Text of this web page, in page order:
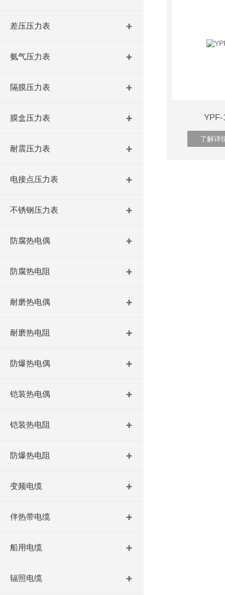
差压压力表
氨气压力表
隔膜压力表
膜盒压力表
耐震压力表
电接点压力表
不锈钢压力表
防腐热电偶
防腐热电阻
耐磨热电偶
耐磨热电阻
防爆热电偶
铠装热电偶
铠装热电阻
防爆热电阻
变频电缆
伴热带电缆
船用电缆
辐照电缆
YPF-
了解详